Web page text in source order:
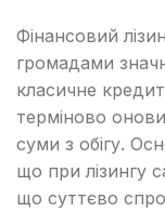
Фінансовий
громадами
класичне
терміново
суми з обігу.
що при лізингу
що суттєво